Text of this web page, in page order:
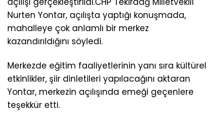
Nurten Yontar, açılışta yaptığı konuşmada,
mahalleye çok anlamlı bir merkez
kazandırıldığını söyledi.
Merkezde eğitim faaliyetlerinin yanı sıra kültürel
etkinlikler, şiir dinletileri yapılacağını aktaran
Yontar, merkezin açılışında emeği geçenlere
teşekkür etti.